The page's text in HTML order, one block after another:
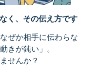
く、その伝え方です
ぜか相手に伝わらな
きが鈍い」。
せんか？